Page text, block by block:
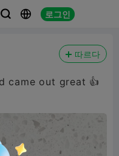
  로그인
따르다
came out great 👍